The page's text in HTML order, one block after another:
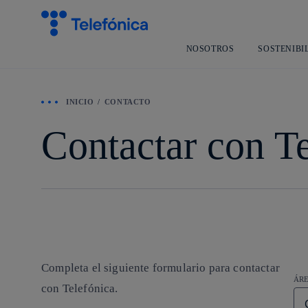
NOSOTROS
INICIO CONTACTO
Contactar con
Completa el siguiente formulario para contactar
con Telefónica.